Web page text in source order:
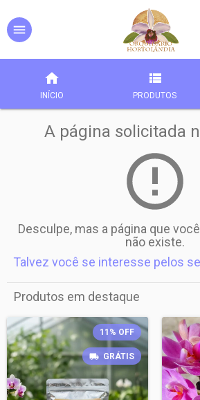
INÍCIO PRODUTOS
A página solicitada
Desculpe, mas a página que
não existe.
Talvez você se interesse pelos
Produtos em destaque
11 % OFF
GRÁTIS